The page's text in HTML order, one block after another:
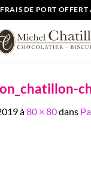
FRAIS DE PORT
à80 × 80dans